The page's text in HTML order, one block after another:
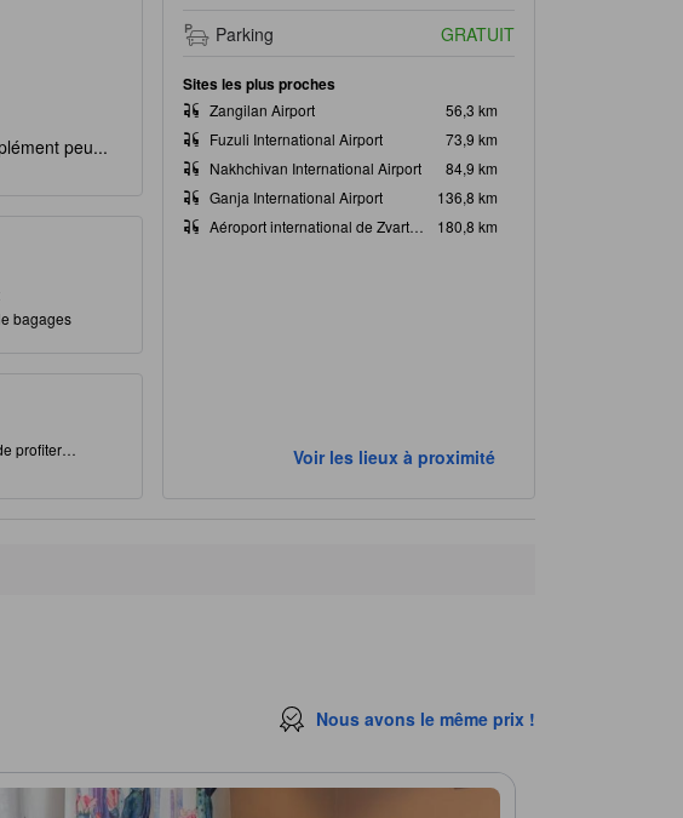
peu...
bagages
profiter
Parking GRATUIT
Sites les plus proches
Zangilan Airport
56,3 km
Fuzuli International Airport
73,9 km
Nakhchivan International Airport
84,9 km
Ganja International Airport
136,8 km
Aéroport international de Zvartnots
180,8 km
Voir les lieux à proximité
Nous avons le même prix !